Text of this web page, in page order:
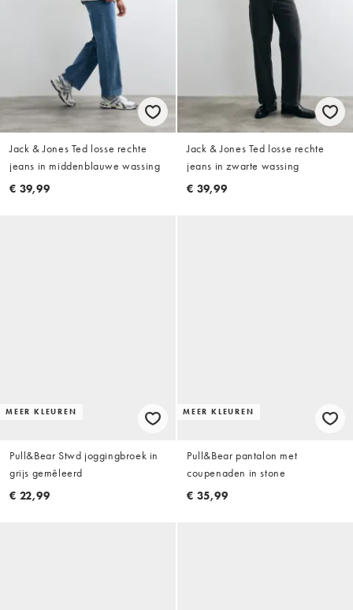
Jack & Jones Ted losse rechte
jeans in middenblauwe wassing
€ 39,99
Jack & Jones Ted losse rechte
jeans in zwarte wassing
€ 39,99
MEER KLEUREN
Pull&Bear Stwd joggingbroek in
grijs gemêleerd
€ 22,99
MEER KLEUREN
Pull&Bear pantalon met
coupenaden in stone
€ 35,99